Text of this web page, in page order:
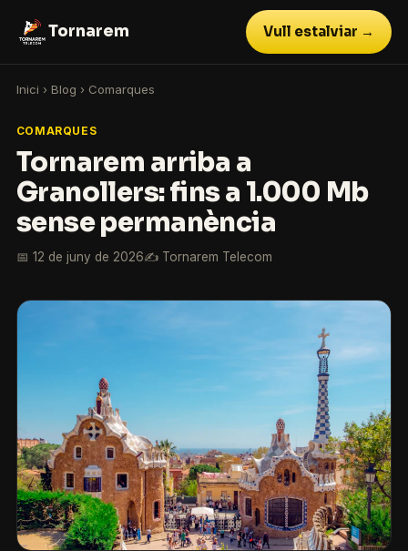
Tornarem Vull estalviar →
Inici › Blog › Comarques
COMARQUES
Tornarem arriba a
Granollers: fins a 1.000 Mb
sense permanència
📅 12 de juny de 2026✍️ Tornarem Telecom